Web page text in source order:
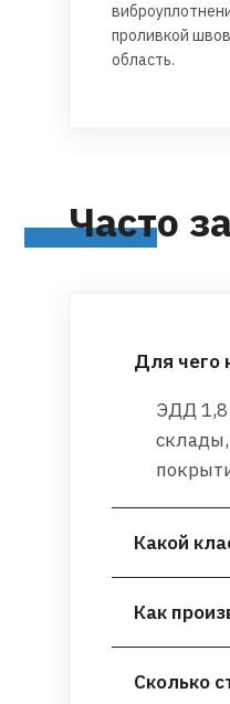
проливкой
область.
Часто
Для чего
ЭДД 1,8
Какой
Как
Сколько